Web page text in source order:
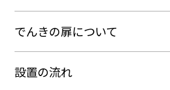
でんきの扉について
設置の流れ